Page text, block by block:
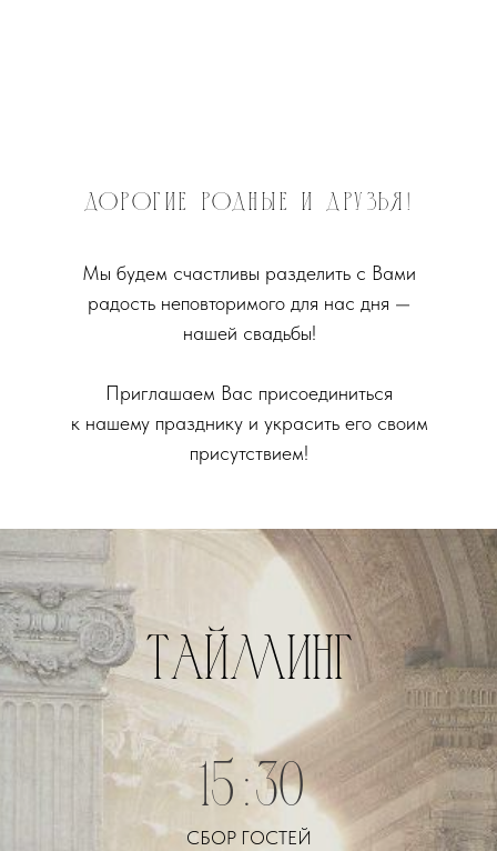
Мы будем счастливы разделить с Вами
радость неповторимого для нас дня —
нашей свадьбы!
Приглашаем Вас присоединиться
к нашему празднику и украсить его своим
присутствием!
ДОРОГИЕ РОДНЫЕ И ДРУЗЬЯ!
СБОР ГОСТЕЙ
15:30